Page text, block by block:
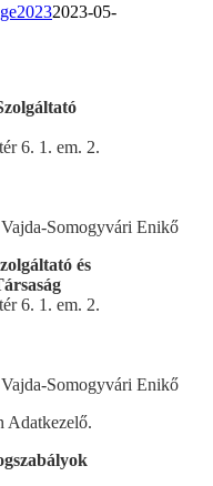
2023-05-
6. 1. em. 2.
Somogyvári Enikő
és
6. 1. em. 2.
Somogyvári Enikő
Adatkezelő.